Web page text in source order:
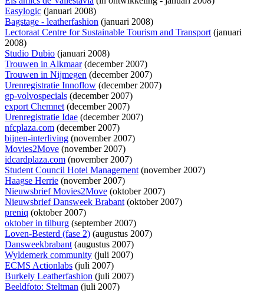
Easylogic (januari 2008)
Bagstage - leatherfashion (januari 2008)
Lectoraat Centre for Sustainable Tourism and Transport(januari
2008)
Studio Dubio (januari 2008)
Trouwen in Alkmaar(december 2007)
Trouwen in Nijmegen (december 2007)
Urenregistratie Innoflow (december 2007)
gp-volvospecials (december 2007)
export Chemnet(december 2007)
Urenregistratie Idae (december 2007)
nfcplaza.com (december 2007)
bijnen-interliving (november 2007)
Movies2Move (november 2007)
idcardplaza.com (november 2007)
Student Council Hotel Management(november 2007)
Haagse Herrie (november 2007)
Nieuwsbrief Movies2Move (oktober 2007)
Nieuwsbrief Dansweek Brabant(oktober 2007)
preniq (oktober 2007)
oktober in tilburg (september 2007)
Loven-Besterd (fase 2) (augustus 2007)
Dansweekbrabant(augustus 2007)
Wyldemerk community (juli 2007)
ECMS Actionlabs (juli 2007)
Burkely Leatherfashion (juli 2007)
Beeldfoto: Steltman (juli 2007)